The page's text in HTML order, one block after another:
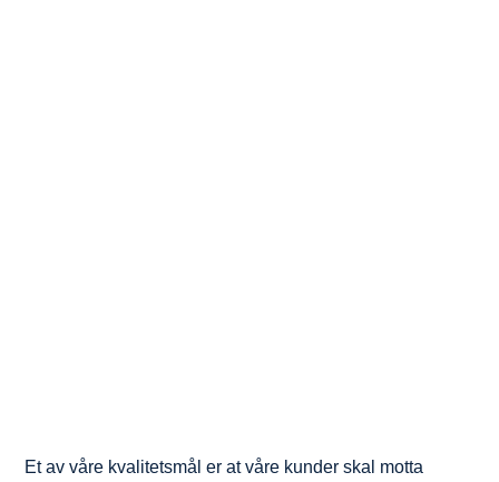
Et av våre kvalitetsmål er at våre kunder skal motta